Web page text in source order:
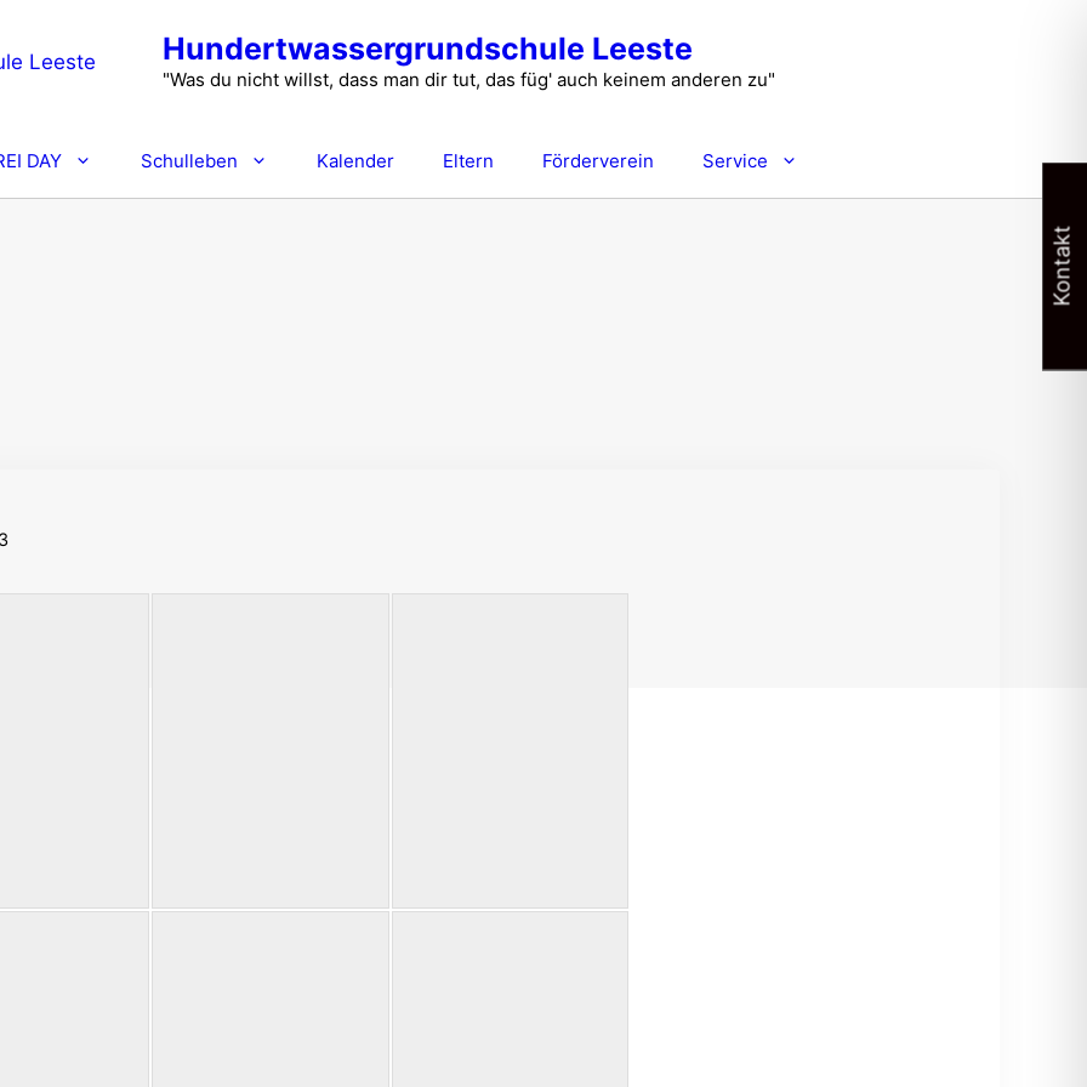
Hundertwassergrundschule Leeste
"Was du nicht willst, dass man dir tut, das füg' auch keinem anderen zu"
DAY Schulleben Kalender Eltern Förderverein Service
Kontakt